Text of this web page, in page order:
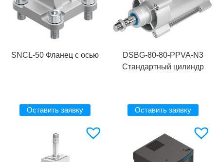
SNCL-50 Фланец с осью
Оставить заявку
DSBG-80-80-PPVA-N3
Стандартный цилиндр
Оставить заявку